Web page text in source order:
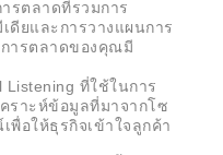
รตลาดที่รวมการ
ดียและการวางแผนการ
การตลาดของคุณมี
Listening ที่ใช้ในการ
ราะห์ข้อมูลที่มาจากโซ
พื่อให้ธุรกิจเข้าใจลูกค้า